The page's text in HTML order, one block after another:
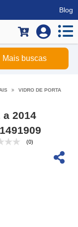
Blog
Mais buscas
VIDRO DE PORTA
2014
(0)